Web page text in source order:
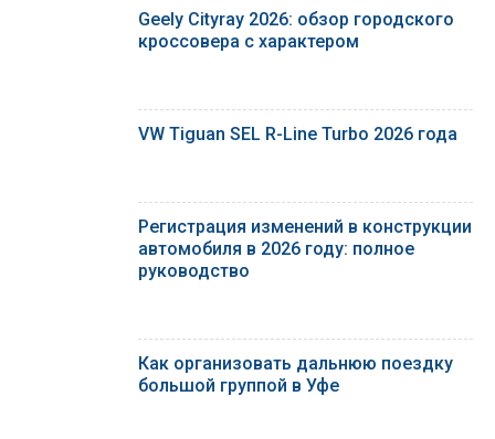
Geely Cityray 2026: обзор городского
кроссовера с характером
VW Tiguan SEL R-Line Turbo 2026 года
Регистрация изменений в конструкции
автомобиля в 2026 году: полное
руководство
Как организовать дальнюю поездку
большой группой в Уфе